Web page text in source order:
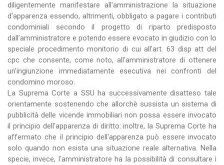
diligentemente manifestare all'amministrazione la situazione
d'apparenza essendo, altrimenti, obbligato a pagare i contributi
condominiali secondo il progetto di riparto predisposto
dall'amministratore e potendo essere evocato in giudizio con lo
speciale procedimento monitorio di cui all'art. 63 disp att del
cpc che consente, come noto, all'amministratore di ottenere
un'ingiunzione immediatamente esecutiva nei confronti del
condomino moroso.
La Suprema Corte a SSU ha successivamente disatteso tale
orientamente sostenendo che allorchè sussista un sistema di
pubblicità delle vicende immobiliari non possa essere invocato
il principio dell'apparenza di diritto: inoltre, la Suprema Corte ha
affermato che il principio dell'apparenza può essere invocato
solo quando non esista una situazione reale alternativa. Nella
specie, invece, l'amministratore ha la possibilità di consultare i